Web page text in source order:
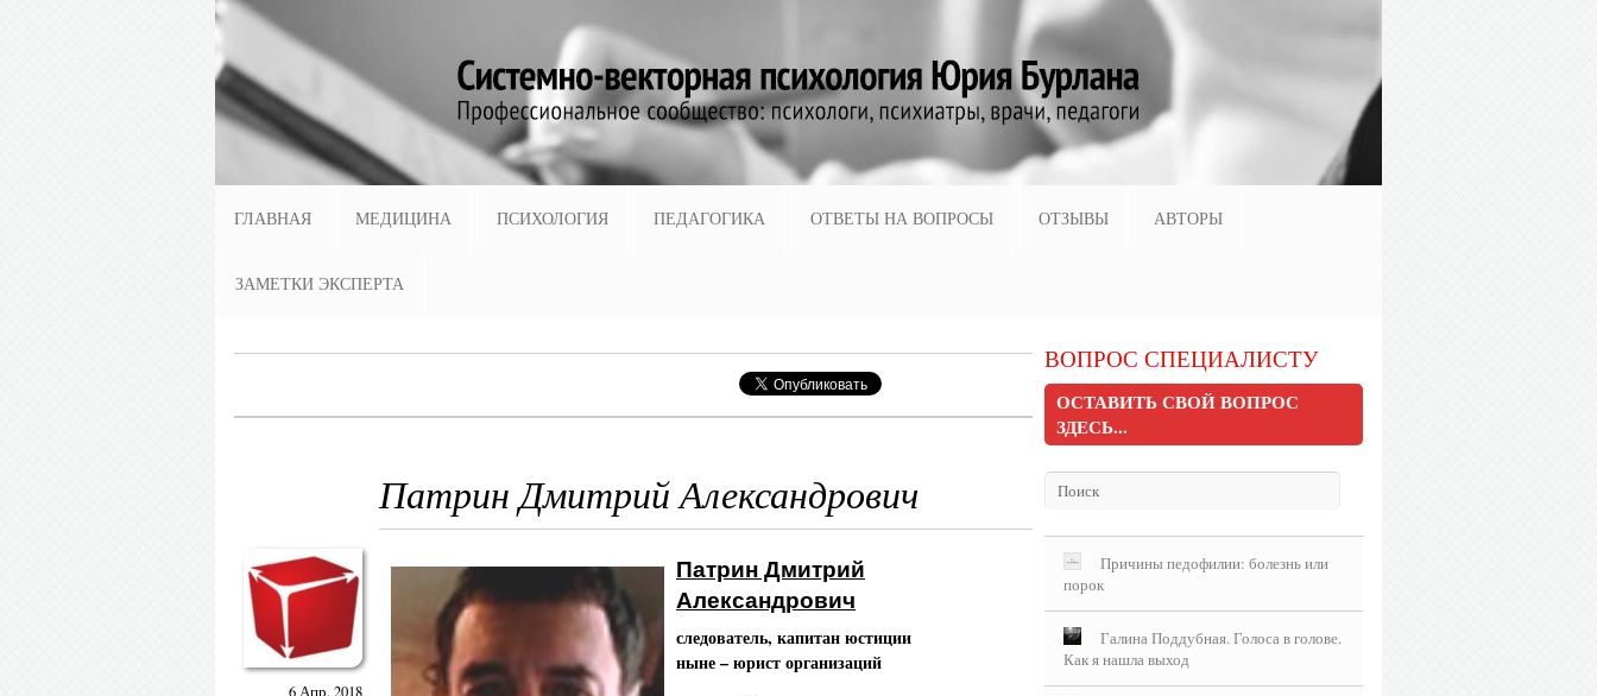
ГЛАВНАЯ МЕДИЦИНА ПСИХОЛОГИЯ ПЕДАГОГИКА ОТВЕТЫ НА ВОПРОСЫ ОТЗЫВЫ АВТОРЫ
ЗАМЕТКИ ЭКСПЕРТА
Патрин Дмитрий Александрович
Патрин Дмитрий
Александрович
следователь, капитан юстиции
ныне – юрист организаций
6 Апр, 2018
ВОПРОС СПЕЦИАЛИСТУ
ОСТАВИТЬ СВОЙ ВОПРОС
ЗДЕСЬ...
Причины педофилии: болезнь или
порок
Галина Поддубная. Голоса в голове.
Как я нашла выход